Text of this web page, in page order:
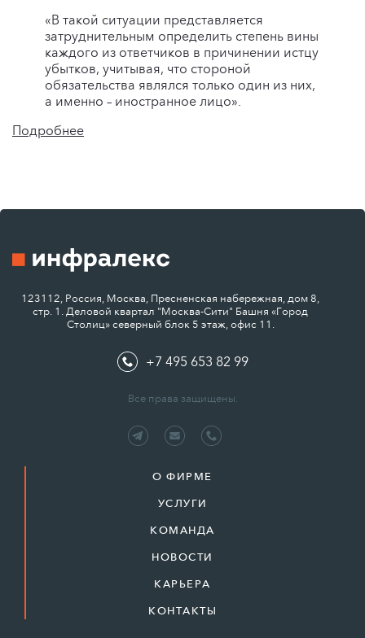
«В такой ситуации представляется
затруднительным определить степень вины
каждого из ответчиков в причинении истцу
убытков, учитывая, что стороной
обязательства являлся только один из них,
а именно – иностранное лицо».
Подробнее
123112, Россия, Москва, Пресненская набережная, дом 8,
стр. 1. Деловой квартал "Москва-Сити" Башня «Город
Столиц» северный блок 5 этаж, офис 11.
+7 495 653 82 99
Все права защищены.
О ФИРМЕ
УСЛУГИ
КОМАНДА
НОВОСТИ
КАРЬЕРА
КОНТАКТЫ